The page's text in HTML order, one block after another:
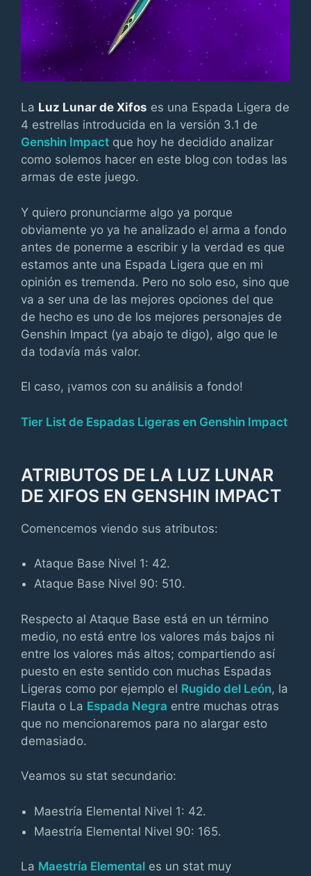
La Luz Lunar de Xifos es una Espada Ligera de
4 estrellas introducida en la versión 3.1 de
Genshin Impact que hoy he decidido analizar
como solemos hacer en este blog con todas las
armas de este juego.
Y quiero pronunciarme algo ya porque
obviamente yo ya he analizado el arma a fondo
antes de ponerme a escribir y la verdad es que
estamos ante una Espada Ligera que en mi
opinión es tremenda. Pero no solo eso, sino que
va a ser una de las mejores opciones del que
de hecho es uno de los mejores personajes de
Genshin Impact (ya abajo te digo), algo que le
da todavía más valor.
El caso, ¡vamos con su análisis a fondo!
Tier List de Espadas Ligeras en Genshin Impact
ATRIBUTOS DE LA LUZ LUNAR
DE XIFOS EN GENSHIN IMPACT
Comencemos viendo sus atributos:
Ataque Base Nivel 1: 42.
Ataque Base Nivel 90: 510.
Respecto al Ataque Base está en un término
medio, no está entre los valores más bajos ni
entre los valores más altos; compartiendo así
puesto en este sentido con muchas Espadas
Ligeras como por ejemplo el Rugido del León, la
Flauta o La Espada Negra entre muchas otras
que no mencionaremos para no alargar esto
demasiado.
Veamos su stat secundario:
Maestría Elemental Nivel 1: 42.
Maestría Elemental Nivel 90: 165.
La Maestría Elemental es un stat muy